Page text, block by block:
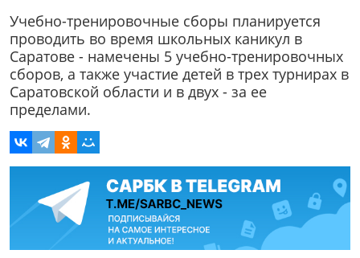
Учебно-тренировочные сборы планируется
проводить во время школьных каникул в
Саратове - намечены 5 учебно-тренировочных
сборов, а также участие детей в трех турнирах в
Саратовской области и в двух - за ее
пределами.